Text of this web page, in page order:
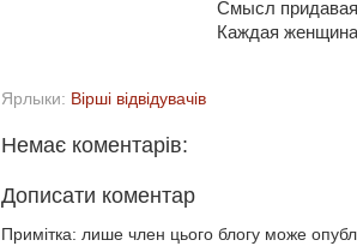
Смысл
Каждая женщина
Ярлыки: Вірші відвідувачів
Немає коментарів:
Дописати коментар
Примітка: лише член цього блогу може